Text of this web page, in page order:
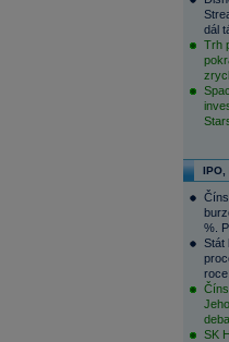
dál
Trh
IPO,
%.
Stát
SK